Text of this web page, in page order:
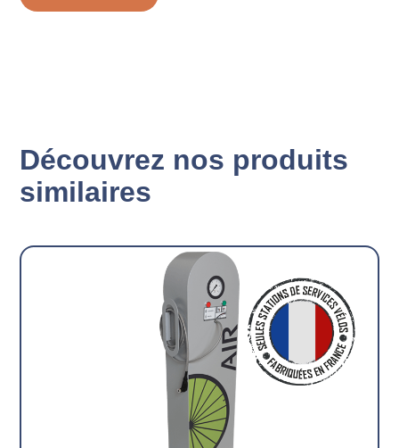
Découvrez nos produits
similaires